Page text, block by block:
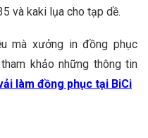
và kaki lụa cho tạp dề.
mà xưởng in đồng phục
khảo những thông tin
làm đồng phục tại BiCi